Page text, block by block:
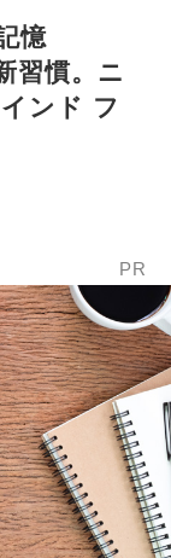
憶
習慣。ニ
ンド フ
PR